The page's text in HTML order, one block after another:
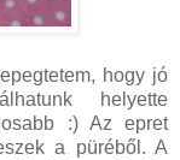
hogy jó
helyette
:) Az epret
a püréből. A